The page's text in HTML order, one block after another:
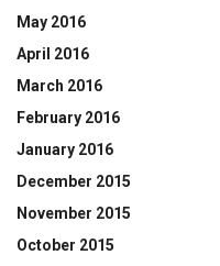
May 2016
April 2016
March 2016
February 2016
January 2016
December 2015
November 2015
October 2015